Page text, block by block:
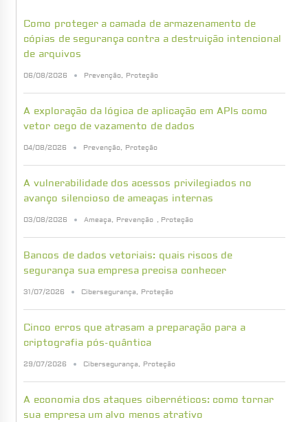
Como proteger a camada de armazenamento de
cópias de segurança contra a destruição intencional
de arquivos
06/08/2026 Prevenção, Proteção
A exploração da lógica de aplicação em APIs como
vetor cego de vazamento de dados
04/08/2026 Prevenção, Proteção
A vulnerabilidade dos acessos privilegiados no
avanço silencioso de ameaças internas
03/08/2026 Ameaça, Prevenção , Proteção
Bancos de dados vetoriais: quais riscos de
segurança sua empresa precisa conhecer
31/07/2026 Cibersegurança, Proteção
Cinco erros que atrasam a preparação para a
criptografia pós-quântica
29/07/2026 Cibersegurança, Proteção
A economia dos ataques cibernéticos: como tornar
sua empresa um alvo menos atrativo